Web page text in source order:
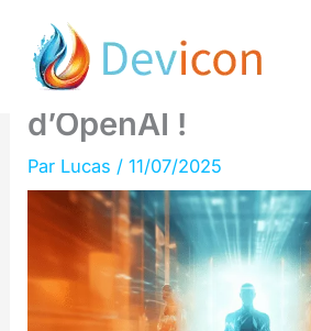
contenu
Google Chrome
le nouveau
d’OpenAI !
Par Lucas /11/07/2025